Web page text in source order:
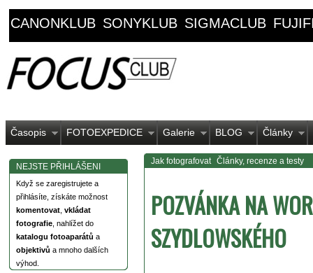
CANONKLUB SONYKLUB SIGMACLUB
Časopis FOTOEXPEDICE Galerie BLOG Články
NEJSTE PŘIHLÁŠENI
Když se zaregistrujete a
přihlásíte, získáte možnost
komentovat vkládat
fotografie , nahlížet do
katalogu fotoaparátů a
objektivů a mnoho dalších
výhod.
Jak fotografovat Články, recenze a testy
POZVÁNKA NA
SZYDLOWSKÉHO